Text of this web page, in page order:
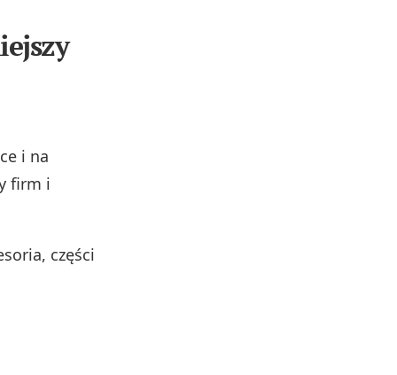
i na
firm i
części